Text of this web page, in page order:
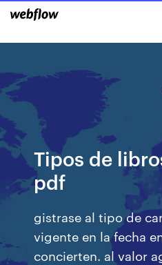
Tipos de
pdf
gistrase al tipo de
vigente en la fecha
concierten. al valor